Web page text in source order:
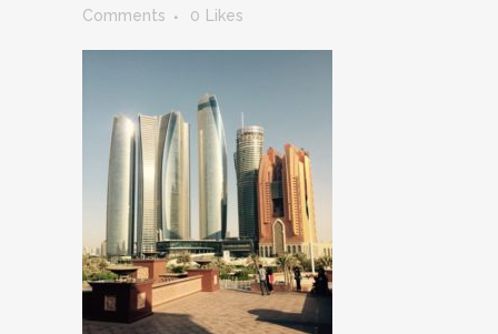
Comments
0 Likes